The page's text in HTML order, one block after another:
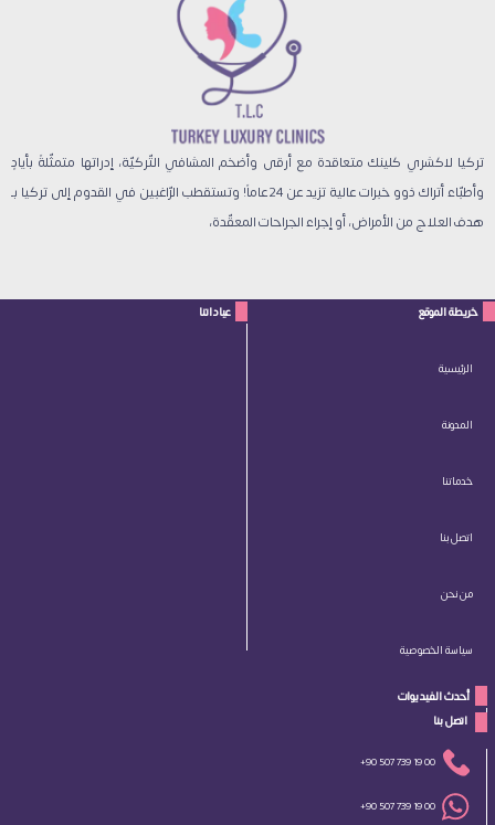
تركيا لاكشري كلينك متعاقدة مع أرقى وأضخم المشافي التّركيّة، إدراتها متمثّلةً بأيادٍ
وأطبّاء أتراك ذوو خبرات عالية تزيد عن 24 عاماً! وتستقطب الرّاغبين في القدوم إلى تركيا بـ
هدف العلاج من الأمراض، أو إجراء الجراحات المعقّدة،
خريطة الموقع
الرئيسية
المدونة
خدماتنا
اتصل بنا
من نحن
سياسة الخصوصية
عياداتنا
أحدث الفيديوات
اتصل بنا
+90 507 739 19 00
+90 507 739 19 00